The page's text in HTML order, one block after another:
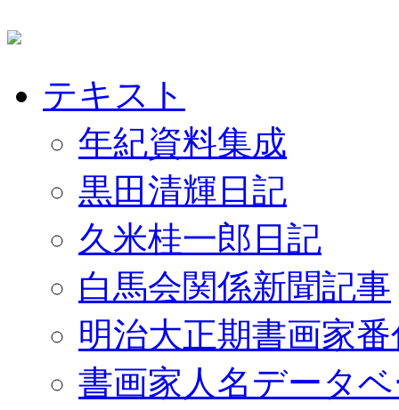
テキスト
年紀資料集成
黒田清輝日記
久米桂一郎日記
白馬会関係新聞記事
明治大正期書画家
書画家人名データ